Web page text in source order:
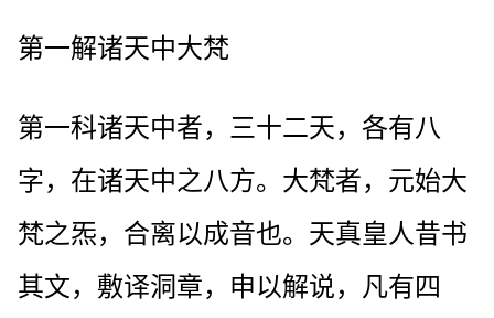
第一解诸天中大梵
第一科诸天中者，三十二天，各有八
字，在诸天中之八方。大梵者，元始大
梵之炁，合离以成音也。天真皇人昔书
其文，敷译洞章，申以解说，凡有四